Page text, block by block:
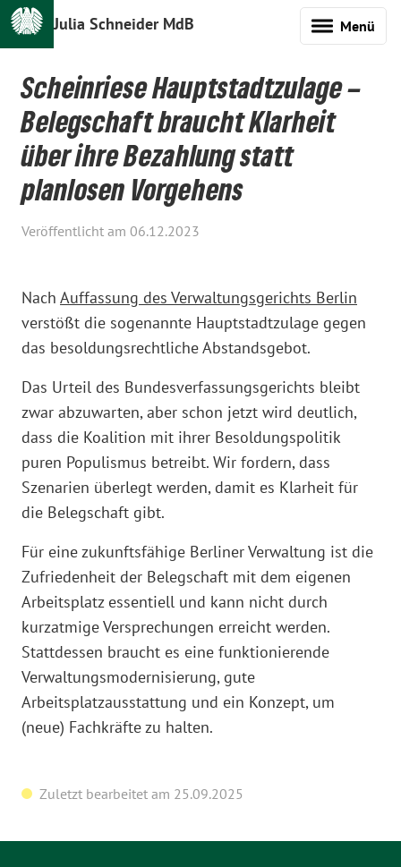
Julia Schneider MdB Menü
Scheinriese Hauptstadtzulage –
Belegschaft braucht Klarheit
über ihre Bezahlung statt
planlosen Vorgehens
Veröffentlicht am 06.12.2023
Nach Auffassung des Verwaltungsgerichts Berlin
verstößt die sogenannte Hauptstadtzulage gegen
das besoldungsrechtliche Abstandsgebot.
Das Urteil des Bundesverfassungsgerichts bleibt
zwar abzuwarten, aber schon jetzt wird deutlich,
dass die Koalition mit ihrer Besoldungspolitik
puren Populismus betreibt. Wir fordern, dass
Szenarien überlegt werden, damit es Klarheit für
die Belegschaft gibt.
Für eine zukunftsfähige Berliner Verwaltung ist die
Zufriedenheit der Belegschaft mit dem eigenen
Arbeitsplatz essentiell und kann nicht durch
kurzatmige Versprechungen erreicht werden.
Stattdessen braucht es eine funktionierende
Verwaltungsmodernisierung, gute
Arbeitsplatzausstattung und ein Konzept, um
(neue) Fachkräfte zu halten.
Zuletzt bearbeitet am 25.09.2025